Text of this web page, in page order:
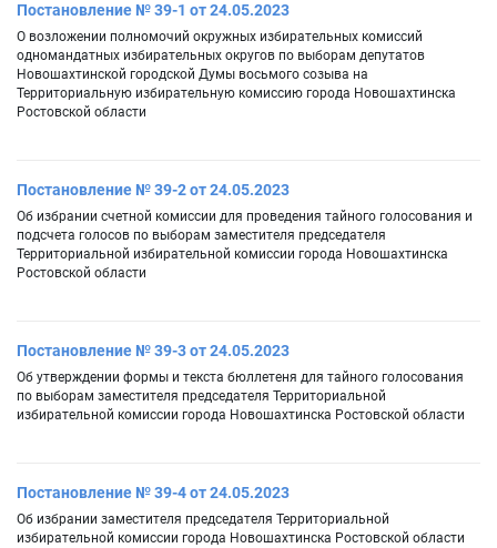
Постановление № 39-1 от 24.05.2023
О возложении полномочий окружных избирательных комиссий
одномандатных избирательных округов по выборам депутатов
Новошахтинской городской Думы восьмого созыва на
Территориальную избирательную комиссию города Новошахтинска
Ростовской области
Постановление № 39-2 от 24.05.2023
Об избрании счетной комиссии для проведения тайного голосования и
подсчета голосов по выборам заместителя председателя
Территориальной избирательной комиссии города Новошахтинска
Ростовской области
Постановление № 39-3 от 24.05.2023
Об утверждении формы и текста бюллетеня для тайного голосования
по выборам заместителя председателя Территориальной
избирательной комиссии города Новошахтинска Ростовской области
Постановление № 39-4 от 24.05.2023
Об избрании заместителя председателя Территориальной
избирательной комиссии города Новошахтинска Ростовской области